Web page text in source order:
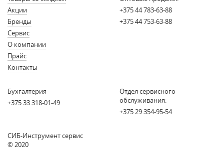
Акции
Бренды
Сервис
О компании
Прайс
Контакты
+375 44 783-63-88
+375 44 753-63-88
Бухгалтерия
+375 33 318-01-49
Отдел сервисного
обслуживания:
+375 29 354-95-54
СИБ-Инструмент сервис
© 2020